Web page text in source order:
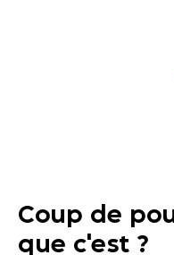
Coup de
que c'est ?